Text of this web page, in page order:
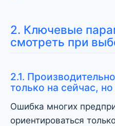
2. Ключевые
смотреть при
2.1.
только на сейчас,
Ошибка многих
ориентироваться